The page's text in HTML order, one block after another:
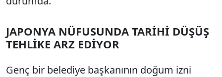
JAPONYA NÜFUSUNDA TARİHİ DÜŞÜŞ
TEHLİKE ARZ EDİYOR
Genç bir belediye başkanının doğum izni